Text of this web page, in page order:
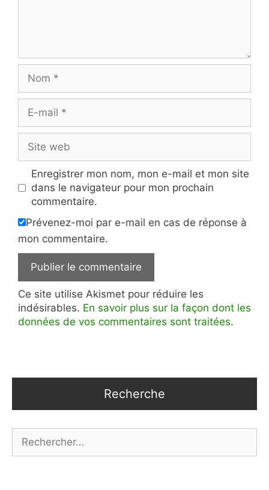
mail
web
Enregistrer mon nom, mon e-mail et mon site
dans le navigateur pour mon prochain
commentaire.
Prévenez-moi par e-mail en cas de réponse à
mon commentaire.
Ce site utilise Akismet pour réduire les
indésirables. En savoir plus sur la façon dont les
données de vos commentaires sont traitées.
Recherche